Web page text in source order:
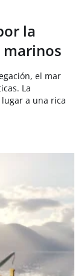
la
el mar
La
a una rica